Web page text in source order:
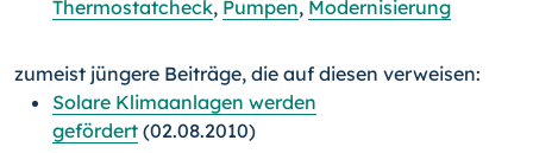
Thermostatcheck, Pumpen, Modernisierung
zumeist jüngere Beiträge, die auf diesen verweisen:
Solare Klimaanlagen werden
gefördert (02.08.2010)